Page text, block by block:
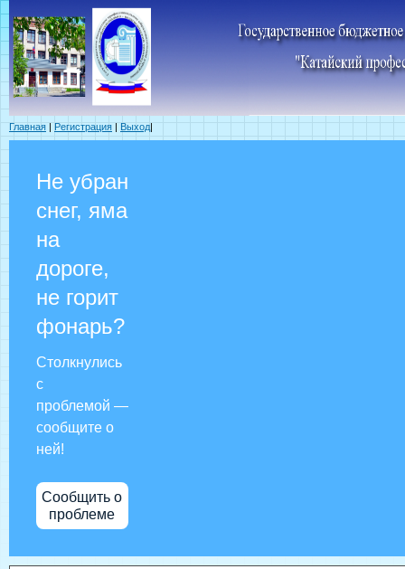
Главная | Регистрация | Выход|
Не убран
снег, яма
на
дороге,
не горит
фонарь?
Столкнулись
с
проблемой —
сообщите о
ней!
Сообщить о
проблеме